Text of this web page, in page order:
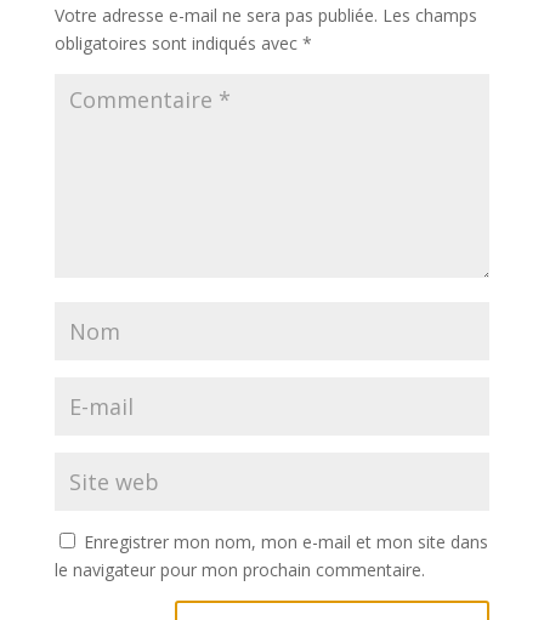
Votre adresse e-mail ne sera pas publiée. Les champs
obligatoires sont indiqués avec *
Enregistrer mon nom, mon e-mail et mon site dans
le navigateur pour mon prochain commentaire.